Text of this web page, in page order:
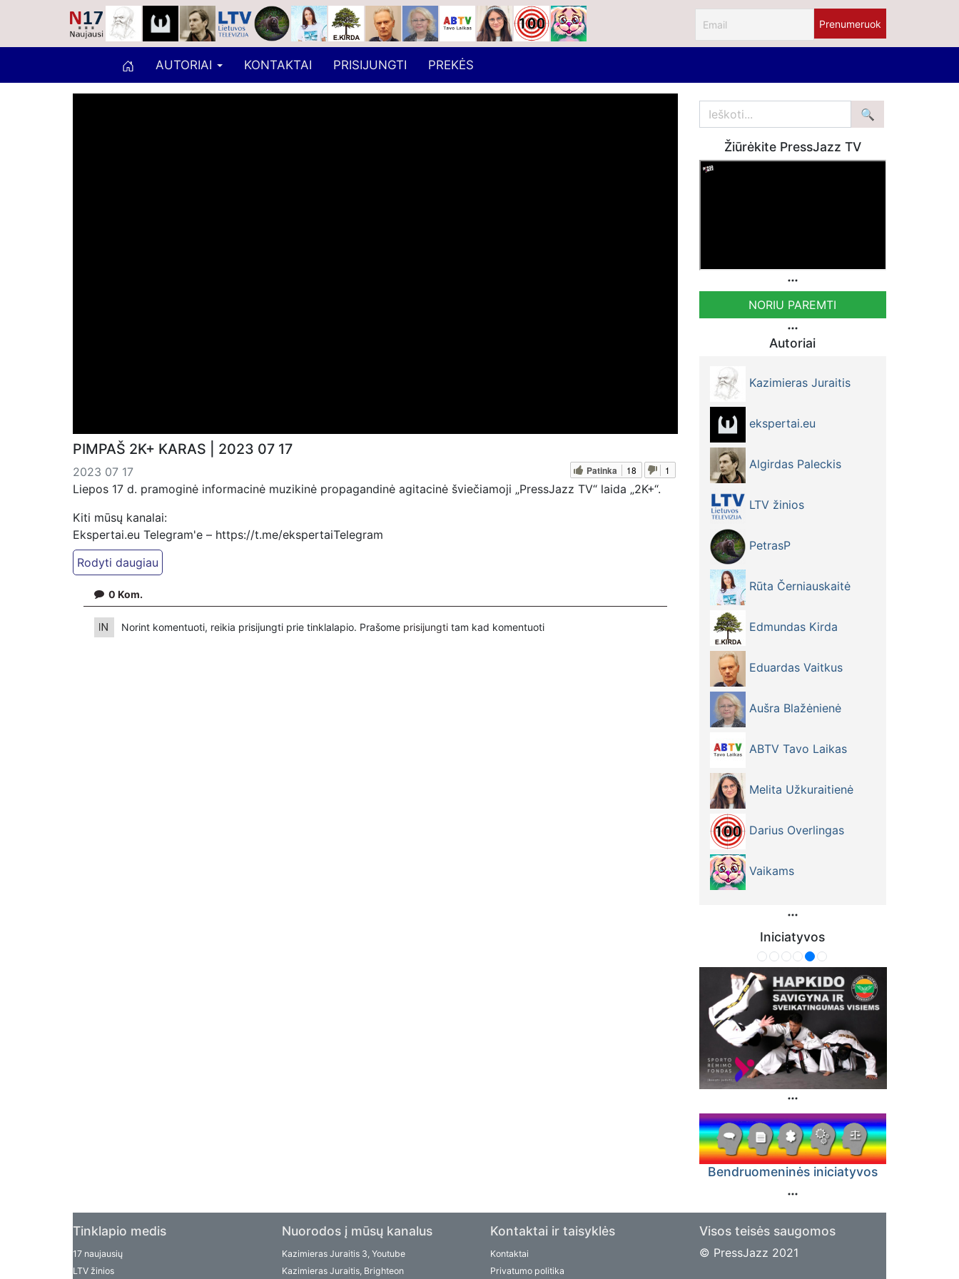
AUTORIAI KONTAKTAI PRISIJUNGTI PREKĖS
PIMPAŠ 2K+ KARAS | 2023 07 17
2023 07 17 Patinka 18 1
Liepos 17 d. pramoginė informacinė muzikinė propagandinė agitacinė šviečiamoji „PressJazz TV“ laida „2K+“.
Kiti mūsų kanalai:
Ekspertai.eu Telegram'e – https://t.me/ekspertaiTelegram
PressJazz TV Telegram: https://t.me/pressjazztv
Dailymotion: https://www.dailymotion.com/ekspertai
https://www.pressjazz.tv
https://www.ekspertai.eu
0 Kom.
Norint komentuoti, reikia prisijungti prie tinklalapio. Prašome prisijungti tam kad komentuoti
Žiūrėkite PressJazz TV
NORIU PAREMTI
Autoriai
Kazimieras Juraitis
ekspertai.eu
Algirdas Paleckis
LTV žinios
PetrasP
Rūta Černiauskaitė
Edmundas Kirda
Eduardas Vaitkus
Aušra Blažėnienė
ABTV Tavo Laikas
Melita Užkuraitienė
Darius Overlingas
Vaikams
Iniciatyvos
Bendruomeninės iniciatyvos
Tinklapio medis
17 naujausių
LTV žinios
Nuorodos į mūsų kanalus
Kazimieras Juraitis 3, Youtube
Kazimieras Juraitis, Brighteon
Kontaktai ir taisyklės
Kontaktai
Privatumo politika
Visos teisės saugomos
© PressJazz 2021